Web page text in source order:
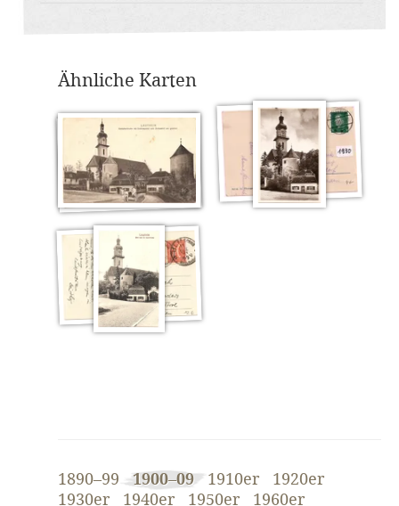
Ähnliche Karten
1890–99 1900–09 1910er
1920er
1930er
1940er 1950er 1960er